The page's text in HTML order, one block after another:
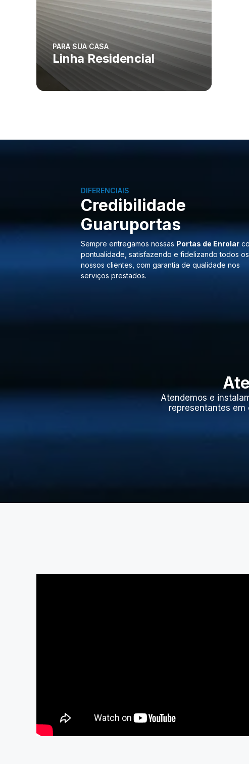
PARA SUA CASA
Linha Residencial
DIFERENCIAIS
Credibilidade
Guaruportas
Sempre entregamos nossas Portas de Enrolar
pontualidade, satisfazendo e fidelizando todos os
nossos clientes, com garantia de qualidade nos
serviços prestados.
Atendemos e
representantes em